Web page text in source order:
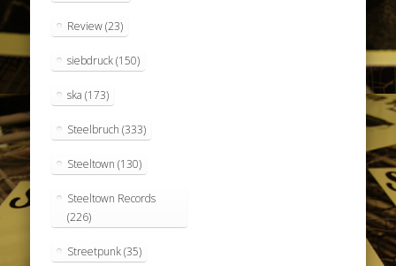
Review(23)
siebdruck(150)
ska (173)
Steelbruch (333)
Steeltown (130)
Steeltown Records
(226)
Streetpunk(35)